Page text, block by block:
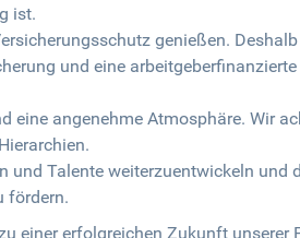
ist.
genießen.
und eine
eine angenehme Atmosphäre. Wir
und Talente weiterzuentwickeln und
fördern.
einer erfolgreichen Zukunft unserer